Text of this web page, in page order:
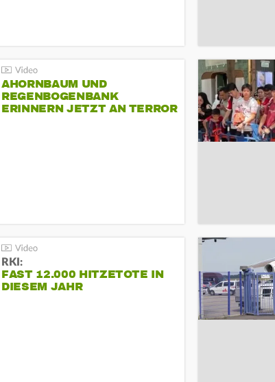
AHORNBAUM UND
REGENBOGENBANK
ERINNERN JETZT AN TERROR
RKI:
FAST 12.000 HITZETOTE IN
DIESEM JAHR